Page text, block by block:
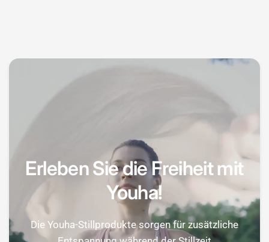
Erleben Sie die Freiheit mit
Youha!
Die Youha-Stillprodukte sorgen für zusätzliche